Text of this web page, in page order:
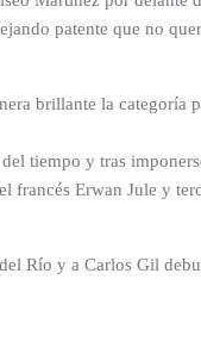
patente que no
brillante la categoría
tiempo y tras
Erwan Jule y
Río y a Carlos Gil